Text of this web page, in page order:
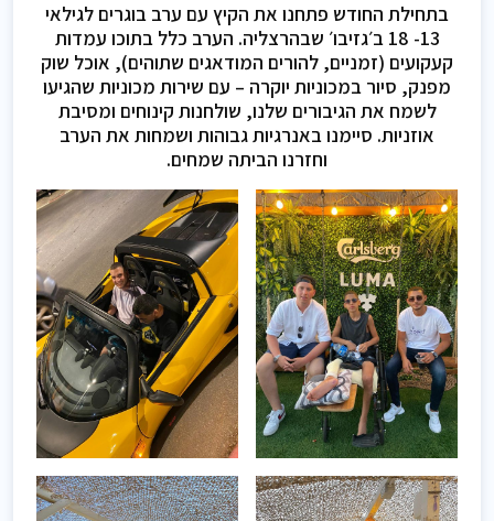
בתחילת החודש פתחנו את הקיץ עם ערב בוגרים לגילאי
13- 18 ב׳גזיבו׳ שבהרצליה. הערב כלל בתוכו עמדות
קעקועים (זמניים, להורים המודאגים שתוהים), אוכל שוק
מפנק, סיור במכוניות יוקרה – עם שירות מכוניות שהגיעו
לשמח את הגיבורים שלנו, שולחנות קינוחים ומסיבת
אוזניות. סיימנו באנרגיות גבוהות ושמחות את הערב
וחזרנו הביתה שמחים.